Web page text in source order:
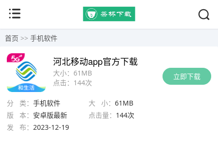
首页 >> 手机软件
立即下载
大小： 61MB
点击： 144次
河北移动app官方下载
分 类： 手机软件 大 小： 61MB
版 本： 安卓版最新 点击量： 144次
发 布： 2023-12-19